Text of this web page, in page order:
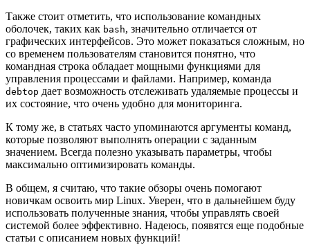
Также стоит отметить, что использование командных
оболочек, таких как bash, значительно отличается от
графических интерфейсов. Это может показаться сложным, но
со временем пользователям становится понятно, что
командная строка обладает мощными функциями для
управления процессами и файлами. Например, команда
debtop дает возможность отслеживать удаляемые процессы и
их состояние, что очень удобно для мониторинга.
К тому же, в статьях часто упоминаются аргументы команд,
которые позволяют выполнять операции с заданным
значением. Всегда полезно указывать параметры, чтобы
максимально оптимизировать команды.
В общем, я считаю, что такие обзоры очень помогают
новичкам освоить мир Linux. Уверен, что в дальнейшем буду
использовать полученные знания, чтобы управлять своей
системой более эффективно. Надеюсь, появятся еще подобные
статьи с описанием новых функций!